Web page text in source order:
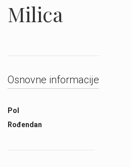
Milica
Osnovne informacije
Pol
Rođendan